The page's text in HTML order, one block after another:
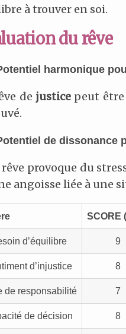
à trouver en soi.
du rêve
harmonique
de justicepeut être
de dissonance
rêve provoque du
angoisse liée à une
SCORE
d’équilibre 9
d’injustice 8
de responsabilité 7
de décision 8